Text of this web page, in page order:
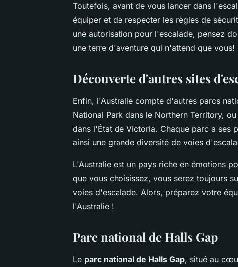
Toutefois, avant de vous lancer dans
équiper et de respecter les règles de
une autorisation pour l'escalade, pensez
une terre d'aventure qui n'attend que vous!
Découverte d'autres sites
Enfin, l'Australie compte d'autres parcs
National Park dans le Northern Territory,
dans l'État de Victoria. Chaque parc a ses
ainsi une grande diversité de voies
L'Australie est un pays riche en émotions
que vous choisissez, vous serez toujours
voies d'escalade. Alors, préparez votre
l'Australie !
Parc national de Halls Gap
Le parc national de Halls Gap, situé au